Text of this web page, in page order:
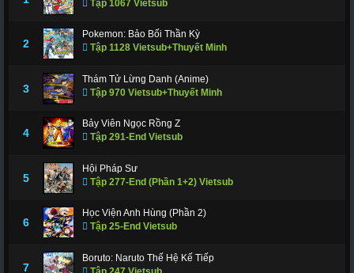
Tập 1067 Vietsub
2
Pokemon: Bảo Bối Thần Kỳ
Tập 1128 Vietsub+Thuyết Minh
3
Thám Tử Lừng Danh (Anime)
Tập 970 Vietsub+Thuyết Minh
4
Bảy Viên Ngọc Rồng Z
Tập 291-End Vietsub
5
Hội Pháp Sư
Tập 277-End (Phần 1+2) Vietsub
6
Học Viện Anh Hùng (Phần 2)
Tập 25-End Vietsub
7
Boruto: Naruto Thế Hệ Kế Tiếp